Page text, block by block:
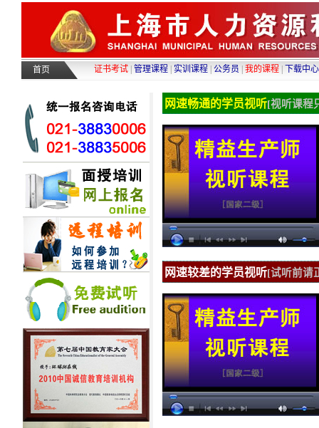
首页 证书考试 管理课程 实训课程 公务员 我的课程 下载中心
网速畅通的学员视听[视听课程
网速较差的学员视听[试听前请